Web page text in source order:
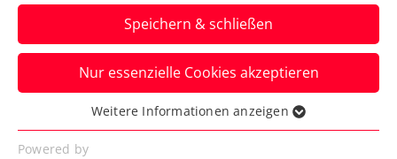
2025
Proteste und Entscheidungen
des Jahres 2022
Speichern & schließen
Nur essenzielle Cookies akzeptieren
Essenziell
Essenzielle Cookies werden für grundlegende
Weitere Informationen anzeigen
Powered by